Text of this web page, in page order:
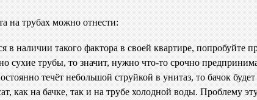
на трубах можно отнести:
наличии такого фактора в своей квартире, попробуйте
сухие трубы, то значит, нужно что-то срочно
течёт небольшой струйкой в унитаз, то бачок
как на бачке, так и на трубе холодной воды. Проблему